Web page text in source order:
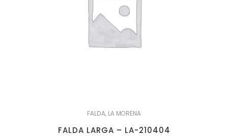
FALDA, LA MORENA
FALDA LARGA – LA-210404